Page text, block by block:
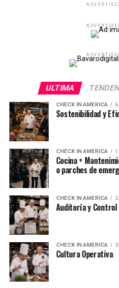
ULTIMA
CHECK IN AMERICA
Sostenibilidad y
CHECK IN AMERICA
Cocina +
o parches de
CHECK IN AMERICA
Auditoría y Control
CHECK IN AMERICA
Cultura Operativa